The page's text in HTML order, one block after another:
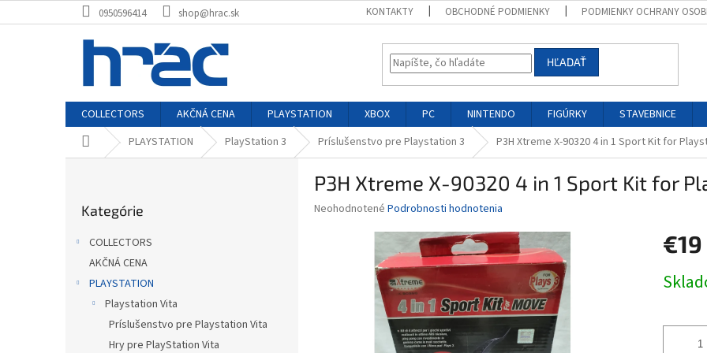
na
0950596414 shop@hrac.sk KONTAKTY OBCHODNÉ PODMIENKY PODMIENKY OCHRANY
HĽADAŤ
COLLECTORS AKČNÁ CENA PLAYSTATION XBOX PC NINTENDO FIGÚRKY STAVEBNICE
DomovPLAYSTATION PlayStation 3 Príslušenstvo pre Playstation 3 P3H Xtreme X-90320 4 in 1 Sport Kit for
kategórie
Kategórie
COLLECTORS
AKČNÁ CENA
PLAYSTATION
Playstation Vita
Príslušenstvo pre Playstation Vita
Hry pre PlayStation Vita
P3H Xtreme X-90320 4 in 1 Sport Kit for
Priemerné
Neohodnotené Podrobnosti hodnotenia
€19
cena: